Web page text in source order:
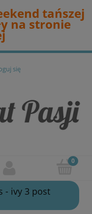
tańszej
na stronie
się
- ivy 3 post